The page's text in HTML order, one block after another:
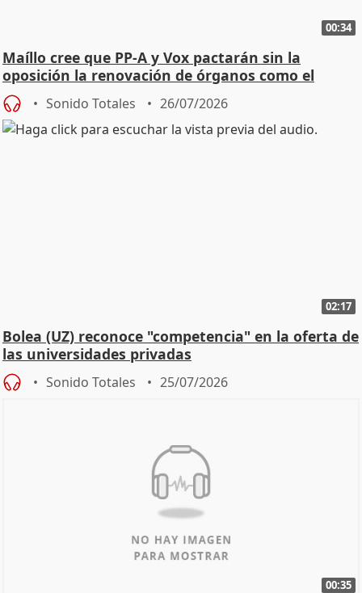
00:34
Maíllo cree que PP-A y Vox pactarán sin la
oposición la renovación de órganos como el
Defensor
Sonido Totales 26/07/2026
02:17
Bolea (UZ) reconoce "competencia" en la oferta de
las universidades privadas
Sonido Totales 25/07/2026
00:35